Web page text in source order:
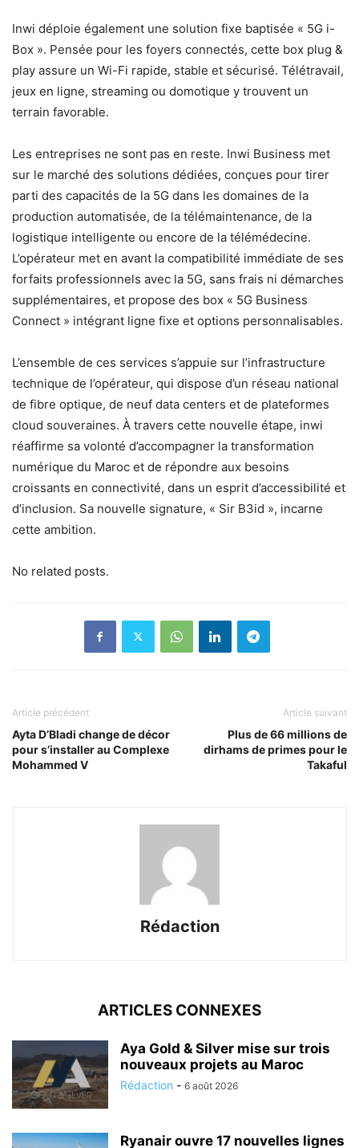
Inwi déploie également une solution fixe baptisée « 5G i-
Box ». Pensée pour les foyers connectés, cette box plug &
play assure un Wi-Fi rapide, stable et sécurisé. Télétravail,
jeux en ligne, streaming ou domotique y trouvent un
terrain favorable.
Les entreprises ne sont pas en reste. Inwi Business met
sur le marché des solutions dédiées, conçues pour tirer
parti des capacités de la 5G dans les domaines de la
production automatisée, de la télémaintenance, de la
logistique intelligente ou encore de la télémédecine.
L’opérateur met en avant la compatibilité immédiate de ses
forfaits professionnels avec la 5G, sans frais ni démarches
supplémentaires, et propose des box « 5G Business
Connect » intégrant ligne fixe et options personnalisables.
L’ensemble de ces services s’appuie sur l’infrastructure
technique de l’opérateur, qui dispose d’un réseau national
de fibre optique, de neuf data centers et de plateformes
cloud souveraines. À travers cette nouvelle étape, inwi
réaffirme sa volonté d’accompagner la transformation
numérique du Maroc et de répondre aux besoins
croissants en connectivité, dans un esprit d’accessibilité et
d’inclusion. Sa nouvelle signature, « Sir B3id », incarne
cette ambition.
No related posts.
Article précédent
Ayta D’Bladi change de décor
pour s’installer au Complexe
Mohammed V
Article suivant
Plus de 66 millions de
dirhams de primes pour le
Takaful
Rédaction
ARTICLES CONNEXES
Aya Gold & Silver mise sur trois
nouveaux projets au Maroc
Rédaction - 6 août 2026
Ryanair ouvre 17 nouvelles lignes